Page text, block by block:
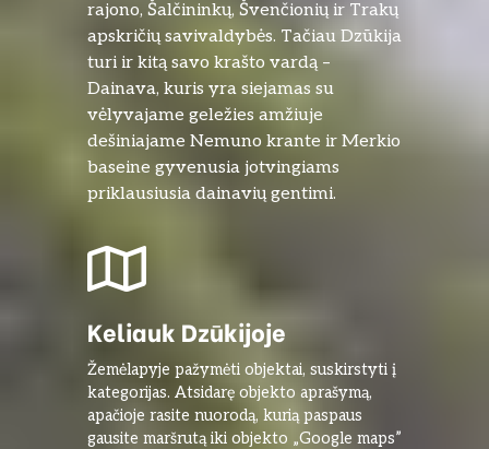
rajono, Šalčininkų, Švenčionių ir Trakų
apskričių savivaldybės. Tačiau Dzūkija
turi ir kitą savo krašto vardą –
Dainava, kuris yra siejamas su
vėlyvajame geležies amžiuje
dešiniajame Nemuno krante ir Merkio
baseine gyvenusia jotvingiams
priklausiusia dainavių gentimi.
Keliauk Dzūkijoje
Žemėlapyje pažymėti objektai, suskirstyti į
kategorijas. Atsidarę objekto aprašymą,
apačioje rasite nuorodą, kurią paspaus
gausite maršrutą iki objekto „Google maps”